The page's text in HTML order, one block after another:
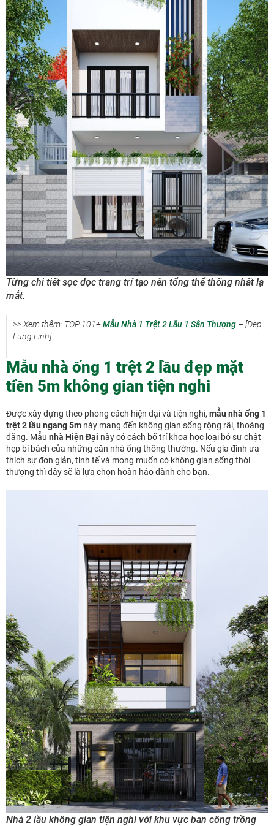
Từng chi tiết sọc dọc trang trí tạo nên tổng thể thống nhất lạ
mắt.
>> Xem thêm: TOP 101+Mẫu Nhà 1 Trệt 2 Lầu 1 Sân Thượng – [Đẹp
Lung Linh]
Mẫu nhà ống 1 trệt 2 lầu đẹp mặt
tiền 5m không gian tiện nghi
Được xây dựng theo phong cách hiện đại và tiện nghi, mẫu nhà ống 1
trệt 2 lầu ngang 5m này mang đến không gian sống rộng rãi, thoáng
đãng. Mẫu nhà Hiện Đại này có cách bố trí khoa học loại bỏ sự chật
hẹp bí bách của những căn nhà ống thông thường. Nếu gia đình ưa
thích sự đơn giản, tinh tế và mong muốn có không gian sống thời
thượng thì đây sẽ là lựa chọn hoàn hảo dành cho bạn.
Nhà 2 lầu không gian tiện nghi với khu vực ban công trồng